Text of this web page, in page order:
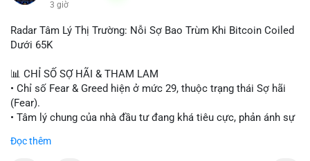
#binancesquare #cryptonews #wintermute #brokerdealer
#tokenizedsecurities
$btc $eth
#vlikevn
3 giờ
Radar Tâm Lý Thị Trường: Nỗi Sợ Bao Trùm Khi Bitcoin Coiled
Dưới 65K
📊 CHỈ SỐ SỢ HÃI & THAM LAM
• Chỉ số Fear & Greed hiện ở mức 29, thuộc trạng thái Sợ hãi
(Fear).
• Tâm lý chung của nhà đầu tư đang khá tiêu cực, phản ánh sự
Đọc thêm